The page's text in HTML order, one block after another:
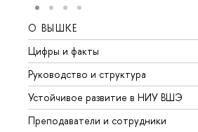
О ВЫШКЕ
Цифры и факты
Руководство и структура
Устойчивое развитие в НИУ ВШЭ
Преподаватели и сотрудники